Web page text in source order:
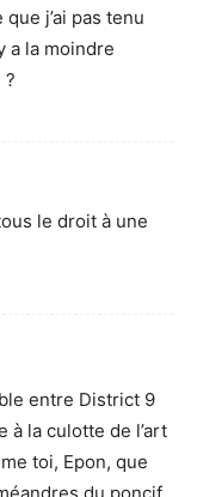
j’ai pas tenu
a la moindre
?
le droit à une
entre District 9
à la culotte de l’art
toi, Epon, que